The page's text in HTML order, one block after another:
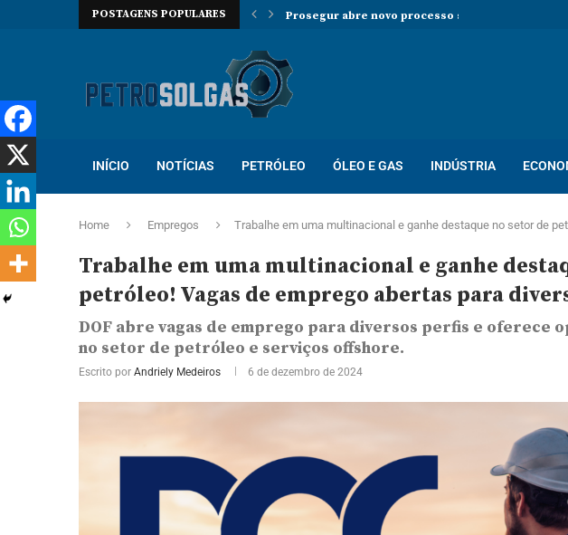
POSTAGENS POPULARES Prosegur abre novo processo seletivo com mais
INÍCIO NOTÍCIAS PETRÓLEO ÓLEO E GAS INDÚSTRIA
Home Empregos Trabalhe em uma multinacional e ganhe destaque no setor de
Trabalhe em uma multinacional e ganhe
petróleo! Vagas de emprego abertas para
DOF abre vagas de emprego para diversos perfis e oferece
no setor de petróleo e serviços offshore.
Escrito por Andriely Medeiros 6 de dezembro de 2024